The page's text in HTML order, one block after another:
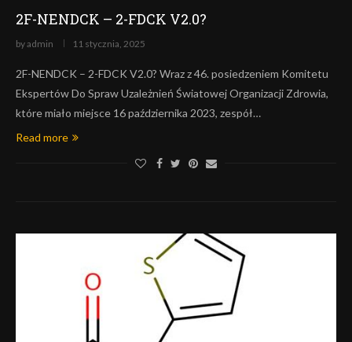
2F-NENDCK – 2-FDCK V2.0?
byadmin 11 stycznia, 2025
2F-NENDCK – 2-FDCK V2.0? Wraz z 46. posiedzeniem Komitetu
Ekspertów Do Spraw Uzależnień Światowej Organizacji Zdrowia,
które miało miejsce 16 października 2023, zespół…
Read more